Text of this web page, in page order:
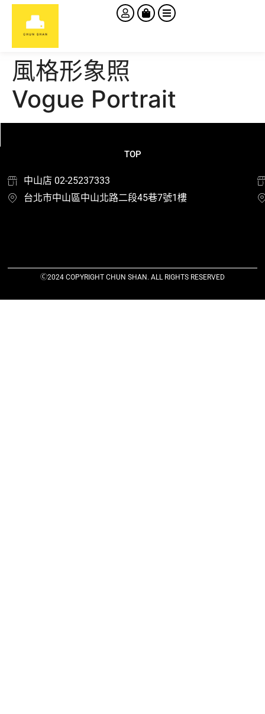
風格形象照
Vogue Portrait
TOP
中山店 02-25237333
台北市中山區中山北路二段45巷7號1樓
Ⓒ2024 COPYRIGHT CHUN SHAN. ALL RIGHTS RESERVED